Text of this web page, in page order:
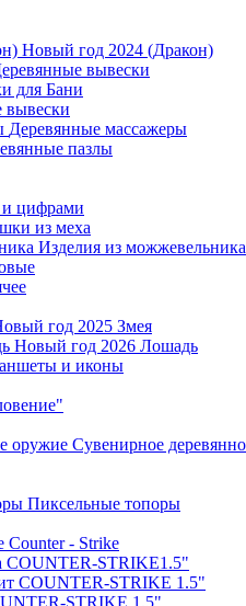
Новый год 2024 (Дракон)
вывески
для Бани
вывески
Деревянные массажеры
пазлы
и цифрами
из меха
Изделия из можжевельника
год 2025 Змея
Новый год 2026 Лошадь
и иконы
Сувенирное
Пиксельные топоры
Counter - Strike
COUNTER-STRIKE1.5"
COUNTER-STRIKE 1.5"
STRIKE 1.5"